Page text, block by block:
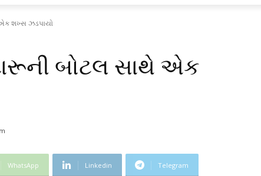
એક શખ્સ ઝડપાયો
બોટલ સાથે એક
WhatsApp Linkedin Telegram